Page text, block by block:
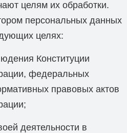
целям их обработки.
персональных данных
целях:
Конституции
федеральных
правовых актов
деятельности в